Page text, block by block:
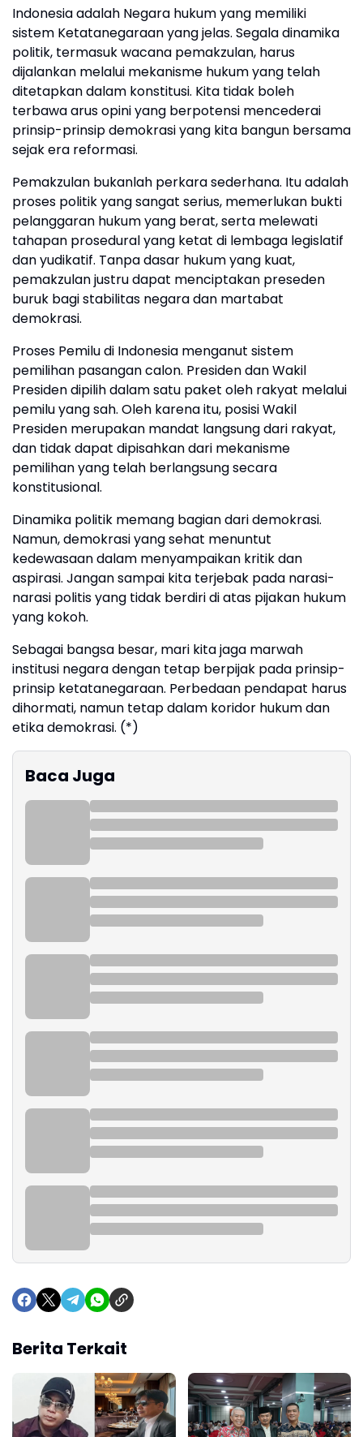
Indonesia adalah Negara hukum yang memiliki
sistem Ketatanegaraan yang jelas. Segala dinamika
politik, termasuk wacana pemakzulan, harus
dijalankan melalui mekanisme hukum yang telah
ditetapkan dalam konstitusi. Kita tidak boleh
terbawa arus opini yang berpotensi mencederai
prinsip-prinsip demokrasi yang kita bangun bersama
sejak era reformasi.
Pemakzulan bukanlah perkara sederhana. Itu adalah
proses politik yang sangat serius, memerlukan bukti
pelanggaran hukum yang berat, serta melewati
tahapan prosedural yang ketat di lembaga legislatif
dan yudikatif. Tanpa dasar hukum yang kuat,
pemakzulan justru dapat menciptakan preseden
buruk bagi stabilitas negara dan martabat
demokrasi.
Proses Pemilu di Indonesia menganut sistem
pemilihan pasangan calon. Presiden dan Wakil
Presiden dipilih dalam satu paket oleh rakyat melalui
pemilu yang sah. Oleh karena itu, posisi Wakil
Presiden merupakan mandat langsung dari rakyat,
dan tidak dapat dipisahkan dari mekanisme
pemilihan yang telah berlangsung secara
konstitusional.
Dinamika politik memang bagian dari demokrasi.
Namun, demokrasi yang sehat menuntut
kedewasaan dalam menyampaikan kritik dan
aspirasi. Jangan sampai kita terjebak pada narasi-
narasi politis yang tidak berdiri di atas pijakan hukum
yang kokoh.
Sebagai bangsa besar, mari kita jaga marwah
institusi negara dengan tetap berpijak pada prinsip-
prinsip ketatanegaraan. Perbedaan pendapat harus
dihormati, namun tetap dalam koridor hukum dan
etika demokrasi. (*)
Baca Juga
Berita Terkait